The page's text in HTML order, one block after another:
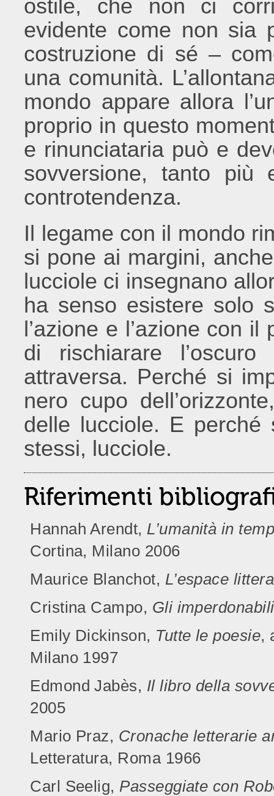
ostile, che non ci
evidente come non sia
costruzione di sé –
una comunità.
mondo appare allora
proprio in questo
e rinunciataria può e
sovversione, tanto più
controtendenza.
Il legame con il mondo
si pone ai margini,
lucciole ci insegnano
ha senso esistere solo
l’azione e l’azione con
di rischiarare
attraversa. Perché si
nero cupo
delle lucciole. E
stessi, lucciole.
Riferimenti
Hannah Arendt, L’umanità in
Cortina, Milano 2006
Maurice Blanchot, L’espace
Cristina Campo, Gli imperdonabili
Emily Dickinson, Tutte le poesie,
Milano 1997
Edmond Jabès, Il libro della
2005
Mario Praz, Cronache letterarie
Letteratura, Roma 1966
Carl Seelig, Passeggiate con